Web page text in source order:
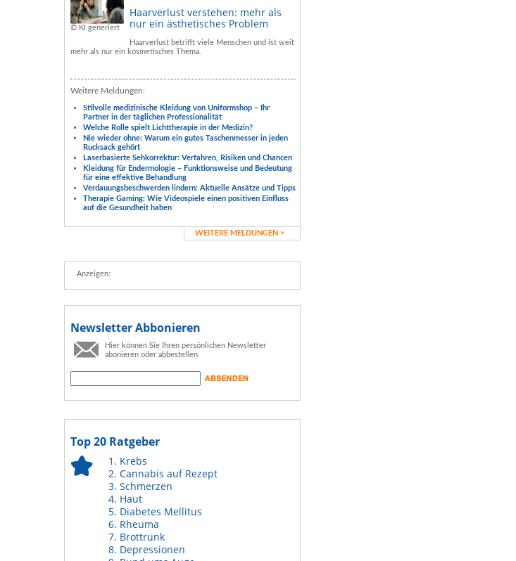
© KI generiert
Haarverlust verstehen: mehr als
nur ein ästhetisches Problem
Haarverlust betrifft viele Menschen und ist weit
mehr als nur ein kosmetisches Thema.
Weitere Meldungen:
Stilvolle medizinische Kleidung von Uniformshop – Ihr
Partner in der täglichen Professionalität
Welche Rolle spielt Lichttherapie in der Medizin?
Nie wieder ohne: Warum ein gutes Taschenmesser in jeden
Rucksack gehört
Laserbasierte Sehkorrektur: Verfahren, Risiken und Chancen
Kleidung für Endermologie – Funktionsweise und Bedeutung
für eine effektive Behandlung
Verdauungsbeschwerden lindern: Aktuelle Ansätze und Tipps
Therapie Gaming: Wie Videospiele einen positiven Einfluss
auf die Gesundheit haben
WEITERE MELDUNGEN >
Anzeigen:
Newsletter Abbonieren
Hier können Sie Ihren persönlichen Newsletter
abonieren oder abbestellen
Top 20 Ratgeber
Krebs
Cannabis auf Rezept
Schmerzen
Haut
Diabetes Mellitus
Rheuma
Brottrunk
Depressionen